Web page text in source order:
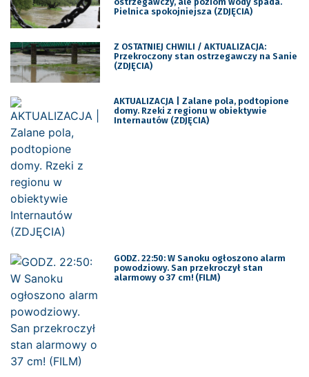
Pielnica spokojniejsza (ZDJĘCIA)
Z OSTATNIEJ CHWILI / AKTUALIZACJA:
Przekroczony stan ostrzegawczy na Sanie
(ZDJĘCIA)
AKTUALIZACJA | Zalane pola, podtopione
domy. Rzeki z regionu w obiektywie
Internautów (ZDJĘCIA)
GODZ. 22:50: W Sanoku ogłoszono alarm
powodziowy. San przekroczył stan
alarmowy o 37 cm! (FILM)